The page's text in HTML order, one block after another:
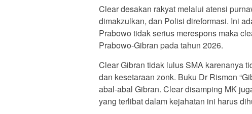
Clear desakan rakyat melalui atensi
dimakzulkan, dan Polisi direformasi. Ini
Prabowo tidak serius merespons maka
Prabowo-Gibran pada tahun 2026.
Clear Gibran tidak lulus SMA karenanya
dan kesetaraan zonk. Buku Dr Rismon
abal-abal Gibran. Clear disamping MK
yang terlibat dalam kejahatan ini harus